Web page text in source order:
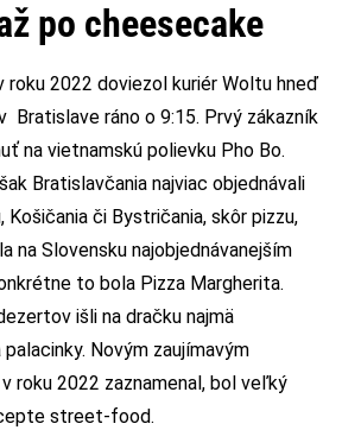
po cheesecake
roku 2022 doviezol kuriér Woltu hneď
Bratislave ráno o 9:15. Prvý zákazník
na vietnamskú polievku Pho Bo.
Bratislavčania najviac objednávali
Košičania či Bystričania, skôr pizzu,
na Slovensku najobjednávanejším
to bola Pizza Margherita.
išli na dračku najmä
Novým zaujímavým
roku 2022 zaznamenal, bol veľký
street-food.